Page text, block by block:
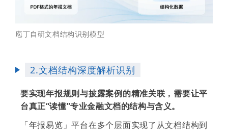
庖丁自研文档结构识别模型
2.文档结构深度解析识别
要实现年报规则与披露案例的精准关联，需要让平
台真正“读懂”专业金融文档的结构与含义。
「年报易览」平台在多个层面实现了从文档结构到